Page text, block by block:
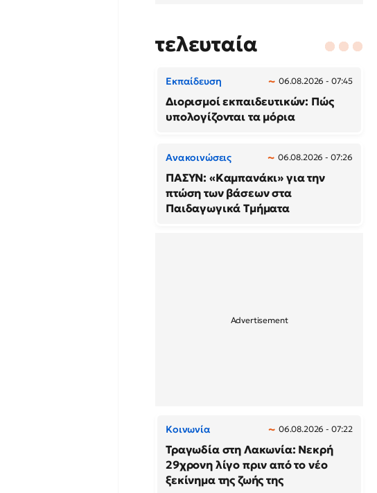
τελευταία
Εκπαίδευση 06.08.2026 - 07:45
Διορισμοί εκπαιδευτικών: Πώς
υπολογίζονται τα μόρια
Ανακοινώσεις 06.08.2026 - 07:26
ΠΑΣΥΝ: «Καμπανάκι» για την
πτώση των βάσεων στα
Παιδαγωγικά Τμήματα
Κοινωνία 06.08.2026 - 07:22
Τραγωδία στη Λακωνία: Νεκρή
29χρονη λίγο πριν από το νέο
ξεκίνημα της ζωής της